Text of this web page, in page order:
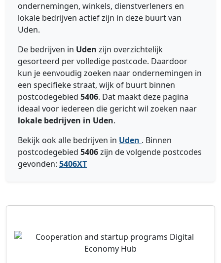
ondernemingen, winkels, dienstverleners en
lokale bedrijven actief zijn in deze buurt van
Uden.
De bedrijven in Uden zijn overzichtelijk
gesorteerd per volledige postcode. Daardoor
kun je eenvoudig zoeken naar ondernemingen in
een specifieke straat, wijk of buurt binnen
postcodegebied 5406. Dat maakt deze pagina
ideaal voor iedereen die gericht wil zoeken naar
lokale bedrijven in Uden.
Bekijk ook alle bedrijven in Uden . Binnen
postcodegebied 5406zijn de volgende postcodes
gevonden: 5406XT